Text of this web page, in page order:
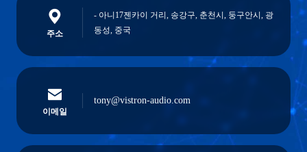
주소
- 아니17젠카이 거리, 송강구, 춘천시, 둥구안시, 광
동성, 중국
이메일
tony@vistron-audio.com